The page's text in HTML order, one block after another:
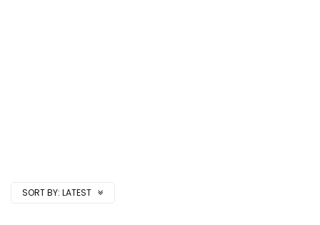
SORT BY: LATEST